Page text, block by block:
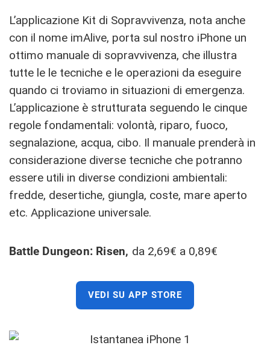
L’applicazione Kit di Sopravvivenza, nota anche
con il nome imAlive, porta sul nostro iPhone un
ottimo manuale di sopravvivenza, che illustra
tutte le le tecniche e le operazioni da eseguire
quando ci troviamo in situazioni di emergenza.
L’applicazione è strutturata seguendo le cinque
regole fondamentali: volontà, riparo, fuoco,
segnalazione, acqua, cibo. Il manuale prenderà in
considerazione diverse tecniche che potranno
essere utili in diverse condizioni ambientali:
fredde, desertiche, giungla, coste, mare aperto
etc. Applicazione universale.
Battle Dungeon: Risen, da 2,69€ a 0,89€
VEDI SU APP STORE